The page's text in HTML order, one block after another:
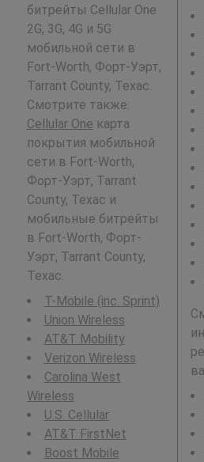
битрейты Cellular One
2G, 3G, 4G и 5G
мобильной сети в
Fort-Worth, Форт-Уэрт,
Tarrant County, Техас.
Смотрите также:
Cellular One карта
покрытия мобильной
сети в Fort-Worth,
Форт-Уэрт, Tarrant
County, Техас и
мобильные битрейты
в Fort-Worth, Форт-
Уэрт, Tarrant County,
Техас.
T-Mobile (inc. Sprint)
Union Wireless
AT&T Mobility
Verizon Wireless
Carolina West
Wireless
U.S. Cellular
AT&T FirstNet
Boost Mobile